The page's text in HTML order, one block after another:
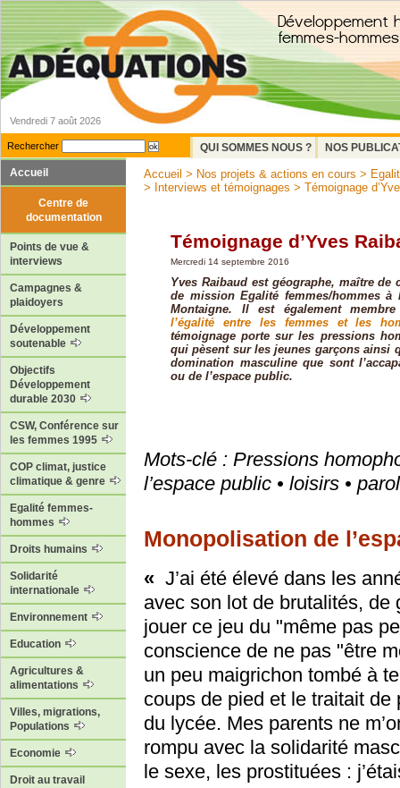
Vendredi 7 août 2026
Rechercher QUI SOMMES NOUS ?
NOS
Accueil
Centre de
documentation
Points de vue &
interviews
Campagnes &
plaidoyers
Développement
soutenable
Objectifs
Développement
durable 2030
CSW, Conférence sur
les femmes 1995
COP climat, justice
climatique & genre
Egalité femmes-
hommes
Droits humains
Solidarité
internationale
Environnement
Education
Agricultures &
alimentations
Villes, migrations,
Populations
Economie
Droit au travail
Accueil > Nos projets & actions en cours >
> Interviews et témoignages > Témoignage
Témoignage d’Yves
Mercredi 14 septembre 2016
Yves Raibaud est géographe, maître de
de mission Egalité femmes/hommes à
Montaigne. Il est également
l’égalité entre les femmes et les
témoignage porte sur les pressions
qui pèsent sur les jeunes garçons ainsi
domination masculine que sont
ou de l’espace public.
Mots-clé : Pressions
l’espace public • loisirs •
Monopolisation de
« J’ai été élevé dans les
avec son lot de brutalités,
jouer ce jeu du "même pas
conscience de ne pas "être
un peu maigrichon tombé à
coups de pied et le traitait de
du lycée. Mes parents ne
rompu avec la solidarité
le sexe, les prostituées :